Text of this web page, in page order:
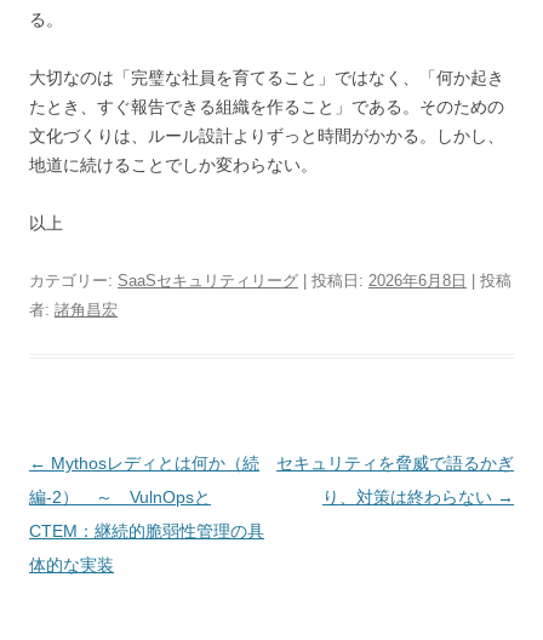
る。
大切なのは「完璧な社員を育てること」ではなく、「何か起き
たとき、すぐ報告できる組織を作ること」である。そのための
文化づくりは、ルール設計よりずっと時間がかかる。しかし、
地道に続けることでしか変わらない。
以上
カテゴリー: SaaSセキュリティリーグ | 投稿日: 2026年6月8日 | 投稿
者: 諸角昌宏
投稿ナビゲーション
← Mythosレディとは何か（続
編-2） ～ VulnOpsと
CTEM：継続的脆弱性管理の具
体的な実装
セキュリティを脅威で語るかぎ
り、対策は終わらない →